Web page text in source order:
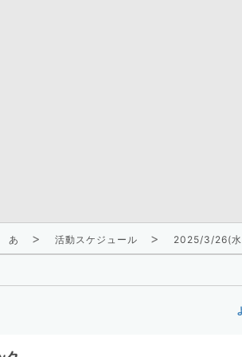
あ 活動スケジュール 2025/3/26(